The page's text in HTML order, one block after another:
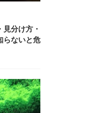
分け方・
らないと危